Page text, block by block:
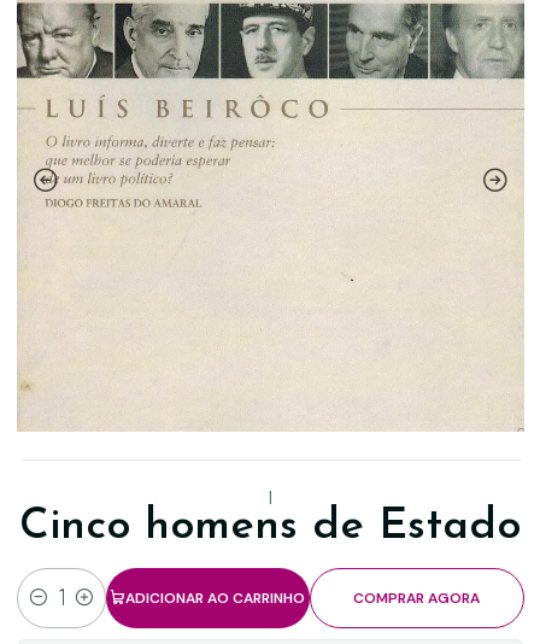
|
Cinco homens de Estado
Quantidade
ADICIONAR AO CARRINHO COMPRAR AGORA